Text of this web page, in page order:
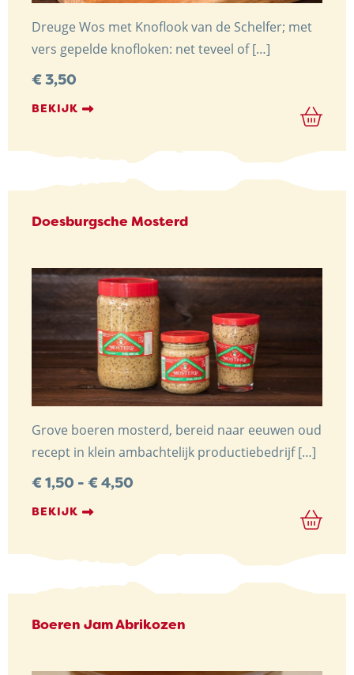
Dreuge Wos met Knoflook van de Schelfer; met
vers gepelde knofloken: net teveel of […]
€3,50
BEKIJK
Doesburgsche Mosterd
Grove boeren mosterd, bereid naar eeuwen oud
recept in klein ambachtelijk productiebedrijf […]
€1,50 - €4,50
BEKIJK
Boeren Jam Abrikozen